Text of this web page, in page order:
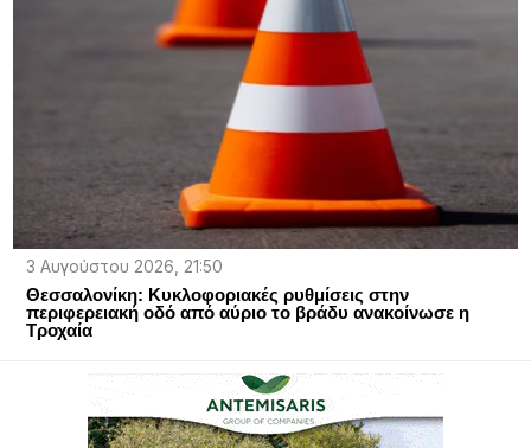
3 Αυγούστου 2026, 21:50
Θεσσαλονίκη: Κυκλοφοριακές ρυθμίσεις στην
περιφερειακή οδό από αύριο το βράδυ ανακοίνωσε η
Τροχαία